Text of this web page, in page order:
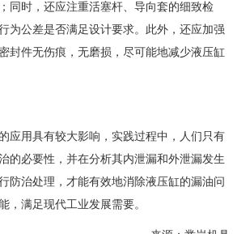
同时，还应注重活塞杆、导向套的细致检
为公差是否满足设计要求。此外，还应加强
封件无伤痕，无磨损，尽可能地减少液压缸
应用具有较大影响，实践过程中，人们只有
的必要性，并在分析其内泄漏和外泄漏发生
防治处理，才能有效地消除液压缸的漏油问
，满足现代工业发展需要。